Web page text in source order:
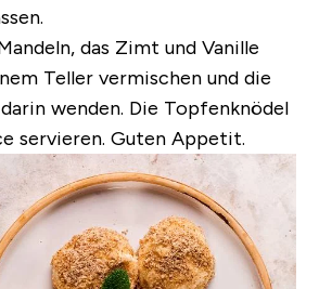
das Zimt und Vanille
Teller vermischen und die
wenden. Die Topfenknödel
servieren. Guten Appetit.